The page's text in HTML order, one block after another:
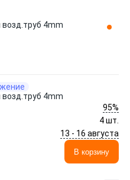
4mm
4mm
95%
4 шт.
13 - 16 августа
В корзину